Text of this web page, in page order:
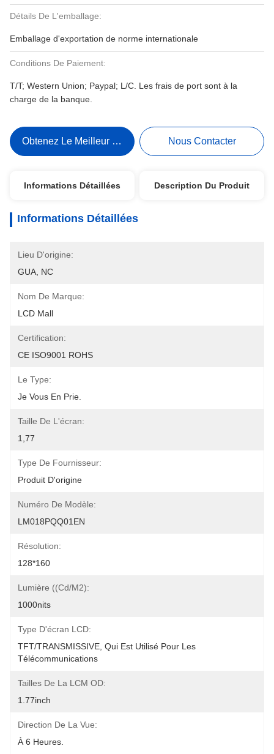
Détails De L'emballage:
Emballage d'exportation de norme internationale
Conditions De Paiement:
T/T; Western Union; Paypal; L/C. Les frais de port sont à la
charge de la banque.
Obtenez Le Meilleur Prix Nous Contacter
Informations Détaillées Description Du Produit
Informations Détaillées
Lieu D'origine:
GUA, NC
Nom De Marque:
LCD Mall
Certification:
CE ISO9001 ROHS
Le Type:
Je Vous En Prie.
Taille De L'écran:
1,77
Type De Fournisseur:
Produit D'origine
Numéro De Modèle:
LM018PQQ01EN
Résolution:
128*160
Lumière ((cd/m2):
1000nits
Type D'écran LCD:
TFT/TRANSMISSIVE, Qui Est Utilisé Pour Les
Télécommunications
Tailles De La LCM OD:
1.77inch
Direction De La Vue:
À 6 Heures.